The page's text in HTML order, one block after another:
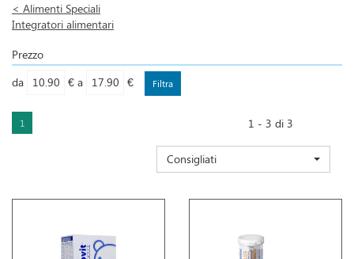
< Alimenti Speciali
Integratori alimentari
Prezzo
filtra
da €
filtra
a €
1 1 - 3 di 3
Consigliati